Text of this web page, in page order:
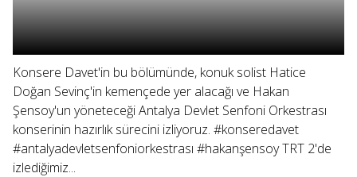
Konsere Davet'in bu bölümünde, konuk solist Hatice
Doğan Sevinç'in kemençede yer alacağı ve Hakan
Şensoy'un yöneteceği Antalya Devlet Senfoni Orkestrası
konserinin hazırlık sürecini izliyoruz. #konseredavet
#antalyadevletsenfoniorkestrası #hakanşensoy TRT 2'de
izlediğimiz...